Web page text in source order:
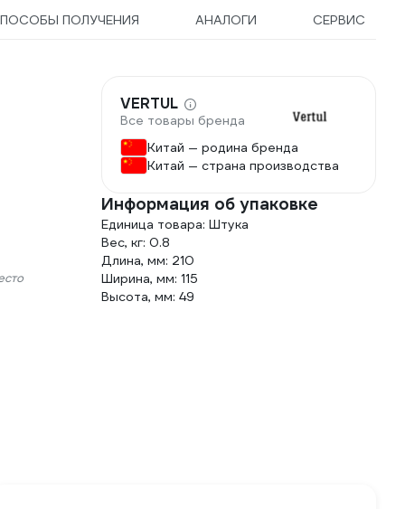
ПОЛУЧЕНИЯ АНАЛОГИ СЕРВИС
VERTUL
Все товары бренда
Китай — родина бренда
Китай — страна производства
Информация об упаковке
Единица товара: Штука
Вес, кг: 0.8
Длина, мм: 210
Ширина, мм: 115
Высота, мм: 49